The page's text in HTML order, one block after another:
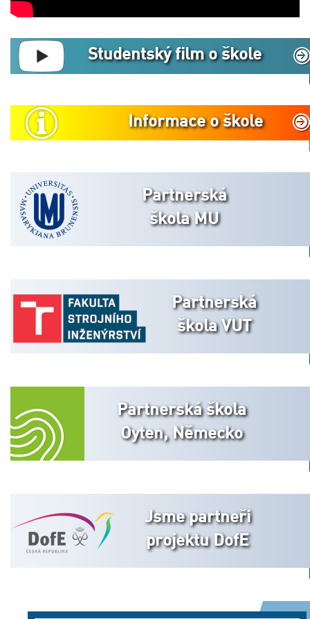
Studentský film o škole
Informace o škole
Partnerská
škola MU
Partnerská
škola VUT
Partnerská škola
Oyten, Německo
Jsme partneři
projektu DofE